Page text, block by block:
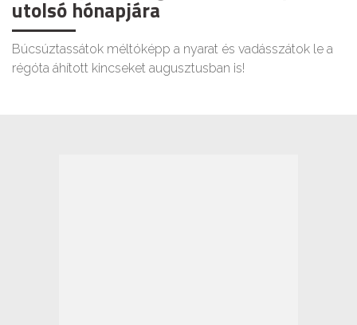
utolsó hónapjára
Búcsúztassátok méltóképp a nyarat és vadásszátok le a
régóta áhított kincseket augusztusban is!